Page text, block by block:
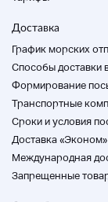
Доставка
График морских
Способы доставки
Формирование
Транспортные
Cроки и условия
Доставка «Эконом»
Международная
Запрещенные